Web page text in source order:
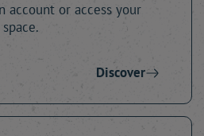
account or access your
Discover